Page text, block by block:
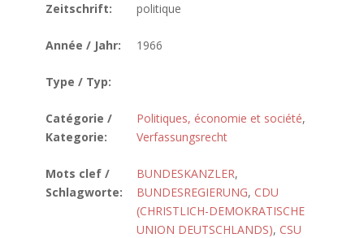
Zeitschrift:
politique
Année / Jahr: 1966
Type / Typ:
Catégorie /
Kategorie:
Politiques, économie et société,
Verfassungsrecht
Mots clef /
Schlagworte:
BUNDESKANZLER,
BUNDESREGIERUNG, CDU
(CHRISTLICH-DEMOKRATISCHE
UNION DEUTSCHLANDS), CSU